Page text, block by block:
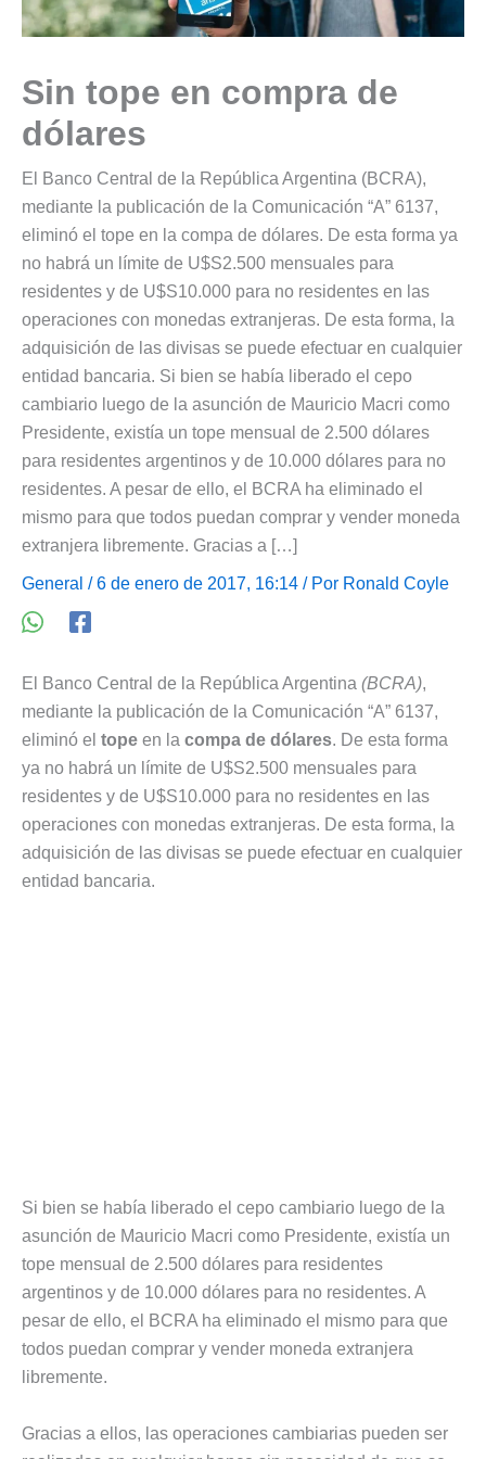
Sin tope en compra de
dólares
El Banco Central de la República Argentina (BCRA),
mediante la publicación de la Comunicación “A” 6137,
eliminó el tope en la compa de dólares. De esta forma ya
no habrá un límite de U$S2.500 mensuales para
residentes y de U$S10.000 para no residentes en las
operaciones con monedas extranjeras. De esta forma, la
adquisición de las divisas se puede efectuar en cualquier
entidad bancaria. Si bien se había liberado el cepo
cambiario luego de la asunción de Mauricio Macri como
Presidente, existía un tope mensual de 2.500 dólares
para residentes argentinos y de 10.000 dólares para no
residentes. A pesar de ello, el BCRA ha eliminado el
mismo para que todos puedan comprar y vender moneda
extranjera libremente. Gracias a […]
General / 6 de enero de 2017, 16:14 / Por Ronald Coyle
El Banco Central de la República Argentina (BCRA),
mediante la publicación de la Comunicación “A” 6137,
eliminó el tope en la compa de dólares. De esta forma
ya no habrá un límite de U$S2.500 mensuales para
residentes y de U$S10.000 para no residentes en las
operaciones con monedas extranjeras. De esta forma, la
adquisición de las divisas se puede efectuar en cualquier
entidad bancaria.
Si bien se había liberado el cepo cambiario luego de la
asunción de Mauricio Macri como Presidente, existía un
tope mensual de 2.500 dólares para residentes
argentinos y de 10.000 dólares para no residentes. A
pesar de ello, el BCRA ha eliminado el mismo para que
todos puedan comprar y vender moneda extranjera
libremente.
Gracias a ellos, las operaciones cambiarias pueden ser